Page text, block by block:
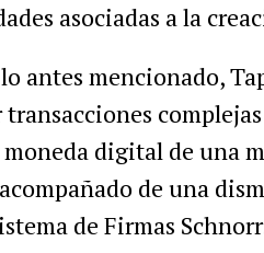
asociadas a la
antes mencionado,
transacciones
digital de una
de una
de Firmas